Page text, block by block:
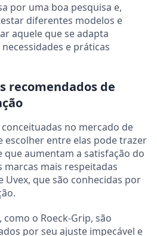
por uma boa pesquisa e,
diferentes modelos e
aquele que se adapta
e práticas
recomendados de
no mercado de
escolher entre elas pode trazer
aumentam a satisfação do
marcas mais respeitadas
Uvex, que são conhecidas por
o Roeck-Grip, são
por seu ajuste impecável e